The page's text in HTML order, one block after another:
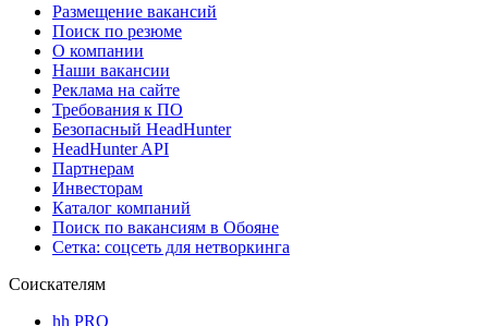
Размещение вакансий
Поиск по резюме
О компании
Наши вакансии
Реклама на сайте
Требования к ПО
Безопасный HeadHunter
HeadHunter API
Партнерам
Инвесторам
Каталог компаний
Поиск по вакансиям в Обояне
Сетка: соцсеть для нетворкинга
Соискателям
hh PRO